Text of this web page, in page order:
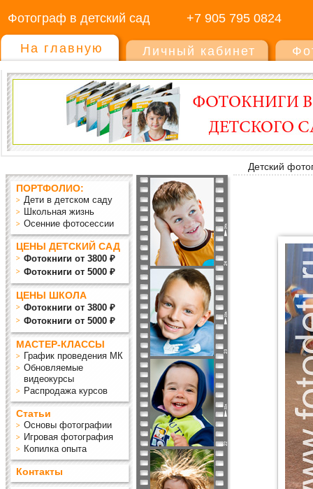
Фотограф в детский сад +7 905 795 0824
На главную Личный кабинет
Детский
ПОРТФОЛИО:
Дети в детском саду
Школьная жизнь
Осенние фотосессии
ЦЕНЫ ДЕТСКИЙ САД
Фотокниги от 3800 ₽
Фотокниги от 5000 ₽
ЦЕНЫ ШКОЛА
Фотокниги от 3800 ₽
Фотокниги от 5000 ₽
МАСТЕР-КЛАССЫ
График проведения МК
Обновляемые
видеокурсы
Распродажа курсов
Статьи
Основы фотографии
Игровая фотография
Копилка опыта
Контакты